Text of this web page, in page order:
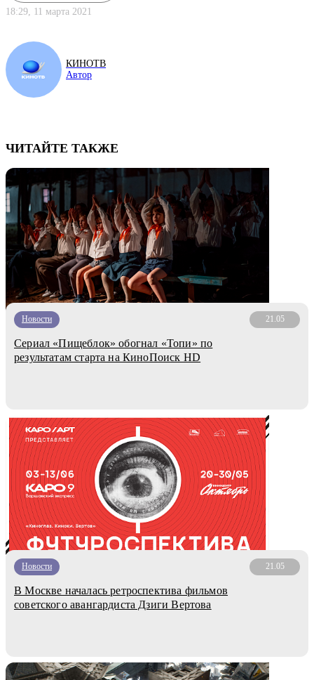
18:29, 11 марта 2021
КИНОТВ
Автор
ЧИТАЙТЕ ТАКЖЕ
Новости 21.05
Сериал «Пищеблок» обогнал «Топи» по
результатам старта на КиноПоиcк HD
Новости 21.05
В Москве началась ретроспектива фильмов
советского авангардиста Дзиги Вертова